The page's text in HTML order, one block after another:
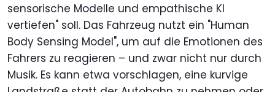
sensorische Modelle und empathische KI
vertiefen" soll. Das Fahrzeug nutzt ein "Human
Body Sensing Model", um auf die Emotionen des
Fahrers zu reagieren – und zwar nicht nur durch
Musik. Es kann etwa vorschlagen, eine kurvige